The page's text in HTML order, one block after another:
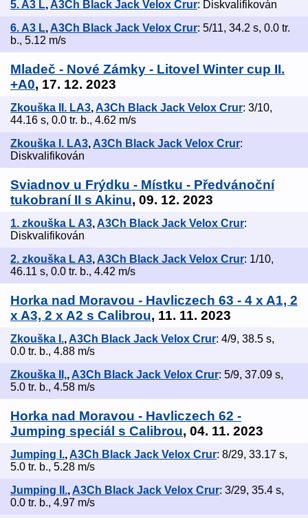
5. A3 L,A3Ch Black Jack Velox Crur: Diskvalifikován
6. A3 L, A3Ch Black Jack Velox Crur: 5/11, 34.2 s, 0.0 tr.
b., 5.12 m/s
Mladeč - Nové Zámky - Litovel Winter cup II.
+A0, 17. 12. 2023
Zkouška II. LA3,A3Ch Black Jack Velox Crur: 3/10,
44.16 s, 0.0 tr. b., 4.62 m/s
Zkouška I. LA3, A3Ch Black Jack Velox Crur:
Diskvalifikován
Sviadnov u Frýdku - Místku - Předvánoční
tukobraní II s Akinu, 09. 12. 2023
1. zkouška L A3,A3Ch Black Jack Velox Crur:
Diskvalifikován
2. zkouška L A3, A3Ch Black Jack Velox Crur: 1/10,
46.11 s, 0.0 tr. b., 4.42 m/s
Horka nad Moravou - Havliczech 63 - 4 x A1, 2
x A3, 2 x A2 s Calibrou, 11. 11. 2023
Zkouška I.,A3Ch Black Jack Velox Crur: 4/9, 38.5 s,
0.0 tr. b., 4.88 m/s
Zkouška II,, A3Ch Black Jack Velox Crur: 5/9, 37.09 s,
5.0 tr. b., 4.58 m/s
Horka nad Moravou - Havliczech 62 -
Jumping speciál s Calibrou, 04. 11. 2023
Jumping I.,A3Ch Black Jack Velox Crur: 8/29, 33.17 s,
5.0 tr. b., 5.28 m/s
Jumping II., A3Ch Black Jack Velox Crur: 3/29, 35.4 s,
0.0 tr. b., 4.97 m/s